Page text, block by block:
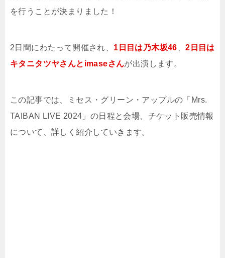
を行うことが決まりました！
2日間にわたって開催され、 1日目は乃木坂46 、2日目は
キタニタツヤさんとimaseさんが出演します。
この記事では、ミセス・グリーン・アップルの「Mrs.
TAIBAN LIVE 2024」の日程と会場、チケット販売情報
について、詳しく紹介していきます。